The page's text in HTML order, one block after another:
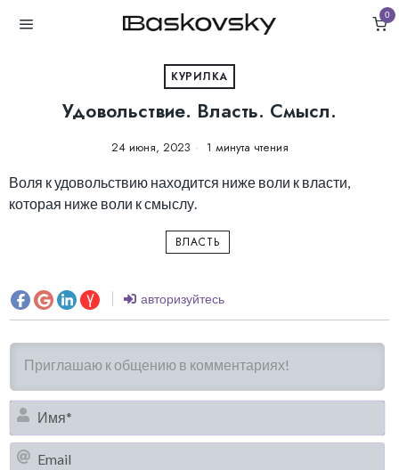
0
КУРИЛКА
Удовольствие. Власть. Смысл.
24 июня, 2023 1 минута чтения
Воля к удовольствию находится ниже воли к власти,
которая ниже воли к смыслу.
ВЛАСТЬ
авторизуйтесь